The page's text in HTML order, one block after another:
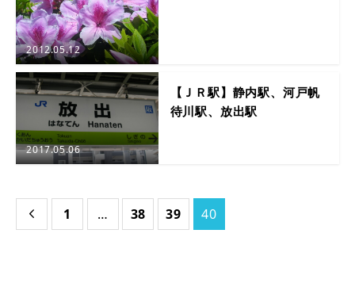
2012.05.12
2017.05.06
【ＪＲ駅】静内駅、河戸帆
待川駅、放出駅
 1 … 38 39 40